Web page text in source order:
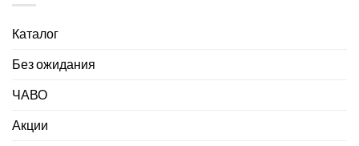
Каталог
Без ожидания
ЧАВО
Акции